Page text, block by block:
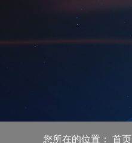
您所在的位置： 首页